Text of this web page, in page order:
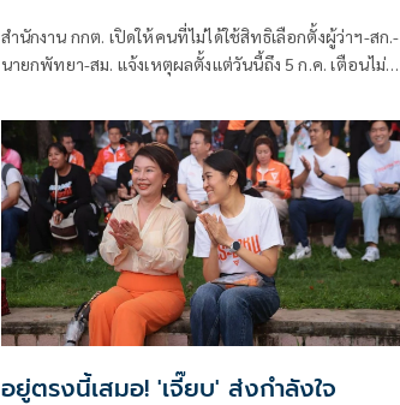
สำนักงาน กกต. เปิดให้คนที่ไม่ได้ใช้สิทธิเลือกตั้งผู้ว่าฯ-สก.-
นายกพัทยา-สม. แจ้งเหตุผลตั้งแต่วันนี้ถึง 5 ก.ค. เตือนไม่
อยู่ตรงนี้เสมอ! 'เจี๊ยบ' ส่งกำลังใจ